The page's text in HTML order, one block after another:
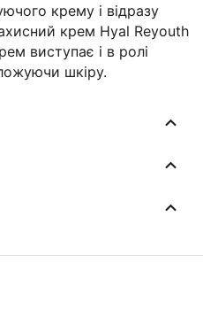
крему і відразу
крем Hyal Reyouth
виступає і в ролі
шкіру.